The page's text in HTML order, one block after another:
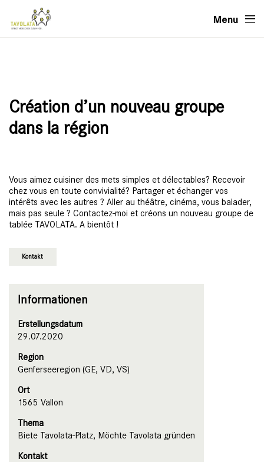
Menu
Création d’un nouveau groupe
dans la région
Vous aimez cuisiner des mets simples et délectables? Recevoir
chez vous en toute convivialité? Partager et échanger vos
intérêts avec les autres ? Aller au théâtre, cinéma, vous balader,
mais pas seule ? Contactez-moi et créons un nouveau groupe de
tablée TAVOLATA. A bientôt !
Kontakt
Informationen
Erstellungsdatum
29.07.2020
Region
Genferseeregion (GE, VD, VS)
Ort
1565 Vallon
Thema
Biete Tavolata-Platz, Möchte Tavolata gründen
Kontakt